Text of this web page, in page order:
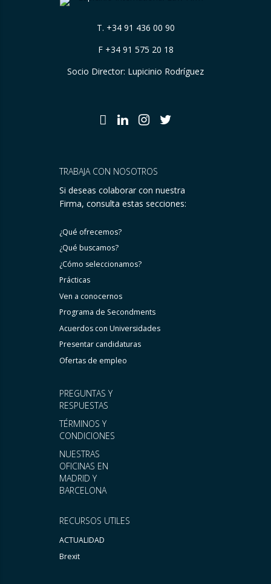
T. +34 91 436 00 90
F +34 91 575 20 18
Socio Director: Lupicinio Rodríguez
RECURSOS UTILES
ACTUALIDAD
Brexit
PREGUNTAS Y
RESPUESTAS
TÉRMINOS Y
CONDICIONES
NUESTRAS
OFICINAS EN
MADRID Y
BARCELONA
TRABAJA CON NOSOTROS
Si deseas colaborar con nuestra
Firma, consulta estas secciones:
¿Qué ofrecemos?
¿Qué buscamos?
¿Cómo seleccionamos?
Prácticas
Ven a conocernos
Programa de Secondments
Acuerdos con Universidades
Presentar candidaturas
Ofertas de empleo